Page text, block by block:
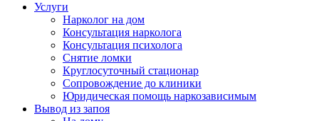
Услуги
Нарколог на дом
Консультация нарколога
Консультация психолога
Снятие ломки
Круглосуточный стационар
Сопровождение до клиники
Юридическая помощь наркозависимым
Вывод из запоя